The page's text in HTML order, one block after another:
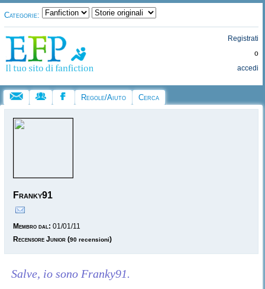
Categorie:
Registrati
o
accedi
Regole/Aiuto Cerca
Franky91
Membro dal: 01/01/11
Recensore Junior (90 recensioni)
Salve, io sono Franky91.